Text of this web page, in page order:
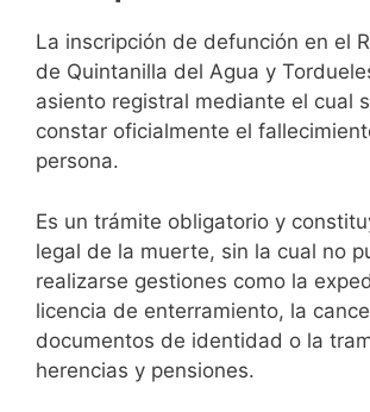
La inscripción de defunción en el
de Quintanilla del Agua y
asiento registral mediante el cual
constar oficialmente el
persona.
Es un trámite obligatorio y
legal de la muerte, sin la cual no
realizarse gestiones como la
licencia de enterramiento, la
documentos de identidad o la
herencias y pensiones.